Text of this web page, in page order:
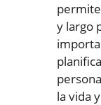
y largo
la vida